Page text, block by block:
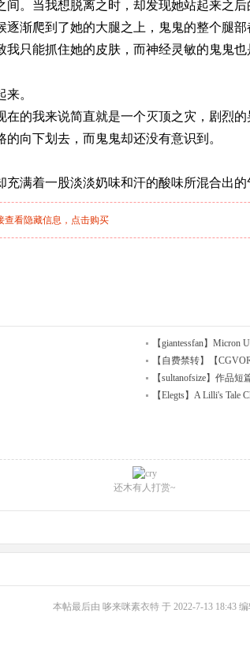
。当我想脱离之时，却发现她站起来之
渐爬到了她的大腿之上，鬼鬼的整个腿
只能抓住她的皮肤，而神经灵敏的鬼鬼
。
的我来说简直就是一个灭顶之灾，剧烈
向下划去，而鬼鬼却还没有意识到。
满着一股淡淡奶味和汗的酸味所混合出的
看隐藏信息， 点击购买
【giantessfan】Micron
【自费禁转】【
【sultanofsize】作品
【Elegts】A Lilli's Tale
还木有人打赏~
本帖最后由 哆来咪素衣特 于 2022-7-13 18:43